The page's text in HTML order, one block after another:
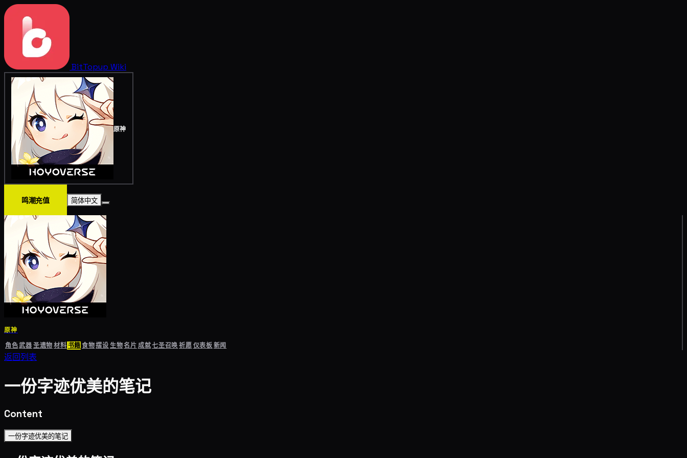
BitTopup Wiki
原神
鸣潮充值 简体中文
原神
角色武器圣遗物材料书籍食物摆设生物名片成就七圣召唤祈愿仪表板新闻
返回列表
一份字迹优美的笔记
Content
一份字迹优美的笔记